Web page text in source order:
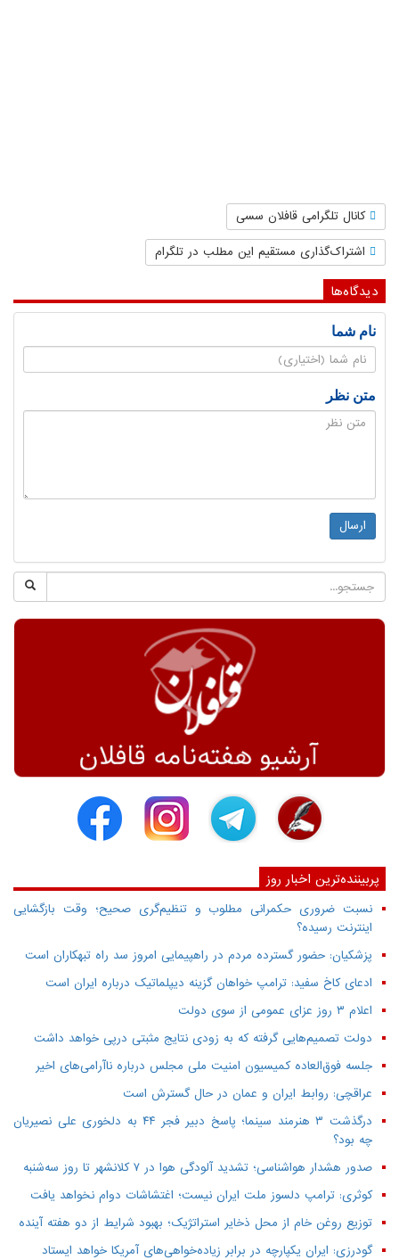
کانال تلگرامی قافلان سسی
اشتراک‌گذاری مستقیم این مطلب در تلگرام
دیدگاه‌ها
نام شما
متن نظر
ارسال
پربیننده‌ترین اخبار روز
نسبت ضروری حکمرانی مطلوب و تنظیم‌گری صحیح؛ وقت بازگشایی
اینترنت رسیده؟
پزشکیان: حضور گسترده مردم در راهپیمایی امروز سد راه تبهکاران است
ادعای کاخ سفید: ترامپ خواهان گزینه دیپلماتیک درباره ایران است
اعلام ۳ روز عزای عمومی از سوی دولت
دولت تصمیم‌هایی گرفته که به زودی نتایج مثبتی درپی خواهد داشت
جلسه فوق‌العاده کمیسیون امنیت ملی مجلس درباره ناآرامی‌های اخیر
عراقچی: روابط ایران و عمان در حال گسترش است
درگذشت ۳ هنرمند سینما؛ پاسخ دبیر فجر ۴۴ به دلخوری علی نصیریان
چه بود؟
صدور هشدار هواشناسی؛ تشدید آلودگی هوا در ۷ کلانشهر تا روز سه‌شنبه
کوثری: ترامپ دلسوز ملت ایران نیست؛ اغتشاشات دوام نخواهد یافت
توزیع روغن خام از محل ذخایر استراتژیک؛ بهبود شرایط از دو هفته آینده
گودرزی: ایران یکپارچه در برابر زیاده‌خواهی‌های آمریکا خواهد ایستاد